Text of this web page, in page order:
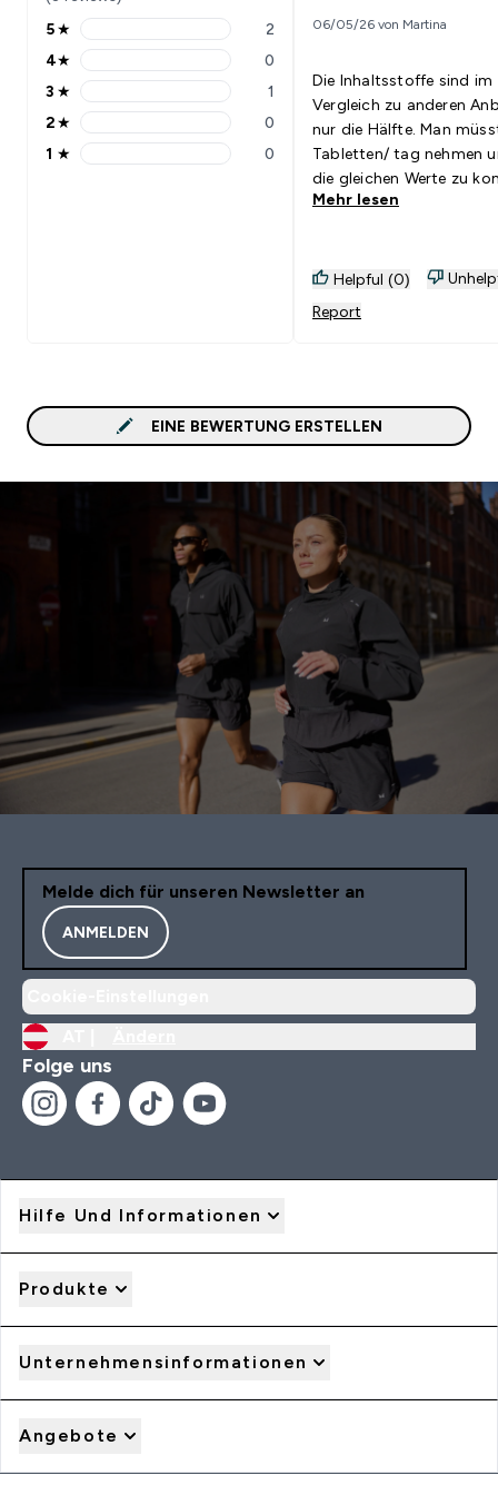
5 stars rating 2 reviews
5★ 2
4 stars rating 0 reviews
4★ 0
3 stars rating 1 reviews
3 ★ 1
2 stars rating 0 reviews
2★ 0
1 stars rating 0 reviews
1 ★ 0
06/05/26 von Martina
Die Inhaltsstoffe sind im
Vergleich zu anderen
nur die Hälfte. Man müsste 12
Tabletten/ tag nehmen
die gleichen Werte zu
Preis / Leistung passt
Mehr lesen
Helpful (0)
Report
EINE BEWERTUNG ERSTELLEN
Melde dich für unseren Newsletter an
ANMELDEN
Folge uns
Hilfe Und Informationen
Produkte
Unternehmensinformationen
Angebote